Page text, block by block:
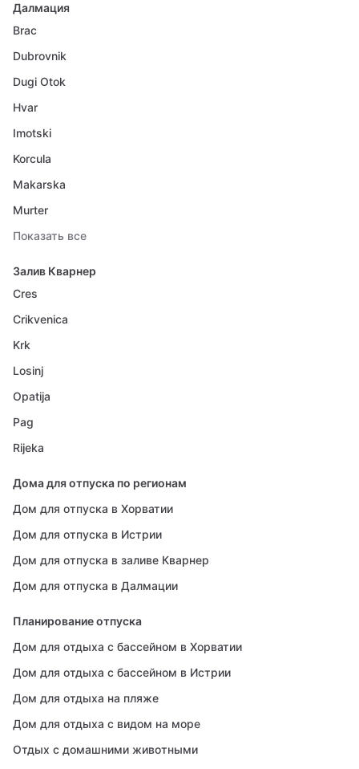
Далмация
Brac
Dubrovnik
Dugi Otok
Hvar
Imotski
Korcula
Makarska
Murter
Показать все
Залив Кварнер
Cres
Crikvenica
Krk
Losinj
Opatija
Pag
Rijeka
Дома для отпуска по регионам
Дом для отпуска в Хорватии
Дом для отпуска в Истрии
Дом для отпуска в заливе Кварнер
Дом для отпуска в Далмации
Планирование отпуска
Дом для отдыха с бассейном в Хорватии
Дом для отдыха с бассейном в Истрии
Дом для отдыха на пляже
Дом для отдыха с видом на море
Отдых с домашними животными